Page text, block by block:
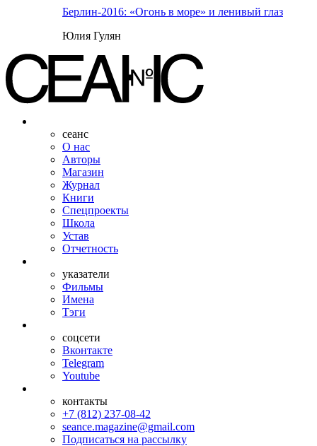
Берлин-2016: «Огонь в море» и ленивый глаз
Юлия Гулян
сеанс
О нас
Авторы
Магазин
Журнал
Книги
Спецпроекты
Школа
Устав
Отчетность
указатели
Фильмы
Имена
Тэги
соцсети
Вконтакте
Telegram
Youtube
контакты
+7 (812) 237-08-42
seance.magazine@gmail.com
Подписаться на рассылку